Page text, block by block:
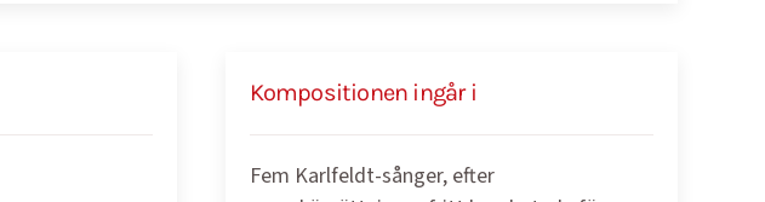
Kompositionen ingår i
Fem Karlfeldt-sånger, efter